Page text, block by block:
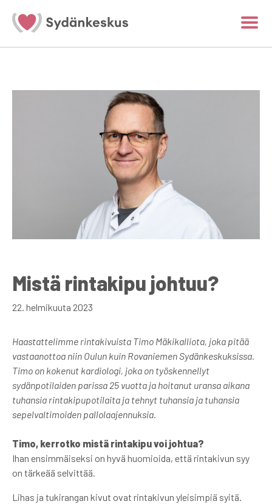
Mistä rintakipu johtuu?
22. helmikuuta 2023
Haastattelimme rintakivuista Timo Mäkikalliota, joka pitää
vastaanottoa niin Oulun kuin Rovaniemen Sydänkeskuksissa.
Timo on kokenut kardiologi, joka on työskennellyt
sydänpotilaiden parissa 25 vuotta ja hoitanut uransa aikana
tuhansia rintakipupotilaita ja tehnyt tuhansia ja tuhansia
sepelvaltimoiden pallolaajennuksia.
Timo, kerrotko mistä rintakipu voi johtua?
Ihan ensimmäiseksi on hyvä huomioida, että rintakivun syy
on tärkeää selvittää.
Lihas ja tukirangan kivut ovat rintakivun yleisimpiä syitä.